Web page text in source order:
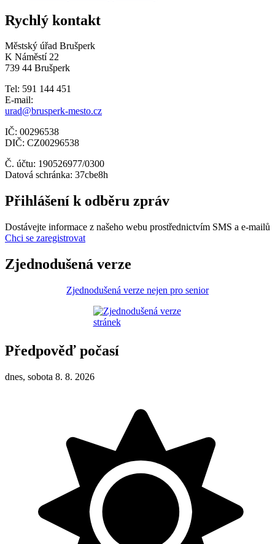
Rychlý kontakt
Městský úřad Brušperk
K Náměstí 22
739 44 Brušperk
Tel: 591 144 451
E-mail:
urad@brusperk-mesto.cz
IČ: 00296538
DIČ: CZ00296538
Č. účtu: 190526977/0300
Datová schránka: 37cbe8h
Přihlášení k odběru zpráv
Dostávejte informace z našeho webu prostřednictvím SMS a e-mailů
Chci se zaregistrovat
Zjednodušená verze
Zjednodušená verze nejen pro senior
Předpověď počasí
dnes, sobota 8. 8. 2026